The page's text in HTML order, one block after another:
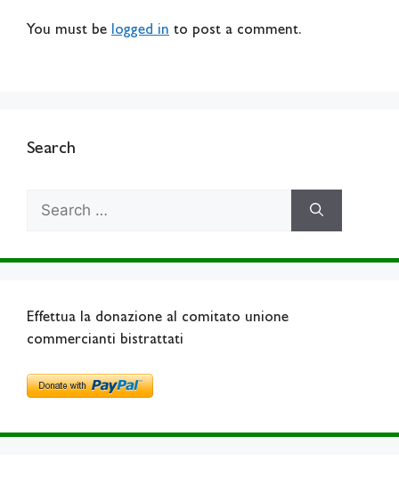
You must be logged in to post a comment.
Search
Effettua la donazione al comitato unione
commercianti bistrattati